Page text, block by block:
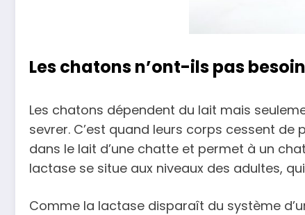
Les chatons n’ont-ils pas
Les chatons dépendent du lait mais
sevrer. C’est quand leurs corps cessent
dans le lait d’une chatte et permet à un
lactase se situe aux niveaux des adultes,
Comme la lactase disparaît du système